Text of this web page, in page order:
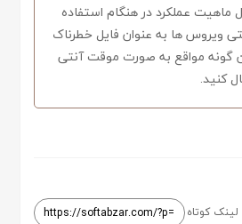
ماهیت عملکرد در هنگام استفاده
ویروس ها به عنوان فایل خطرناک
گونه مواقع به صورت موقت آنتی
کنید.
لینک کوتاه